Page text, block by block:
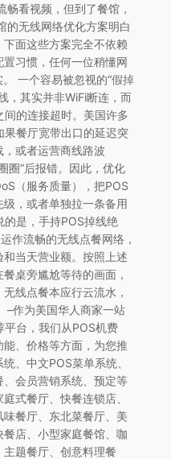
畅看视频，但到了餐馆，
的无线网络优化方案明白
面这些方案完全不依赖
习惯，任何一位稍懂网
一个容易被忽视的“假掉
，其实并非WiFi断连，而
的连接超时。美国许多
果餐厅宽带出口的延迟突
或者运营商线路波
圈”后报错。因此，优化
（服务质量），把POS
，或者单独拉一条备用
的是，手持POS掉线绝
作流畅的无线点餐网络，
当天营业额。按照上述
桌旁尴尬等待的画面，
线点餐本应行云流水，
–作为美国华人商家一站
台，我们从POS机费
、价格等方面，为您推
、中文POS菜单系统、
会员营销系统、预定等
式餐厅、快餐连锁店、
餐厅、东北菜餐厅、美
店、小型家庭餐馆、咖
题餐厅、创意料理餐